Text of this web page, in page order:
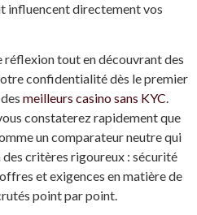
influencent directement vos
réflexion tout en découvrant des
confidentialité dès le premier
meilleurs casino sans KYC.
constaterez rapidement que
un comparateur neutre qui
critères rigoureux : sécurité
et exigences en matière de
point par point.